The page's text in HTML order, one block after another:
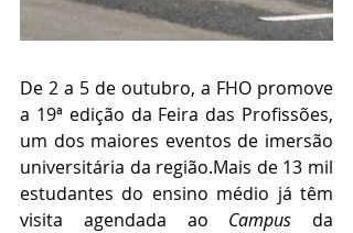
De 2 a 5 de outubro, a FHO promove
a 19ª edição da Feira das Profissões,
um dos maiores eventos de imersão
universitária da região.Mais de 13 mil
estudantes do ensino médio já têm
visita agendada ao Campus da